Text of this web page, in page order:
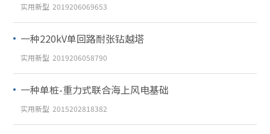
实用新型 2019206069653
一种220kV单回路耐张钻越塔
实用新型 2019206058790
一种单桩-重力式联合海上风电基础
实用新型 2015202818382